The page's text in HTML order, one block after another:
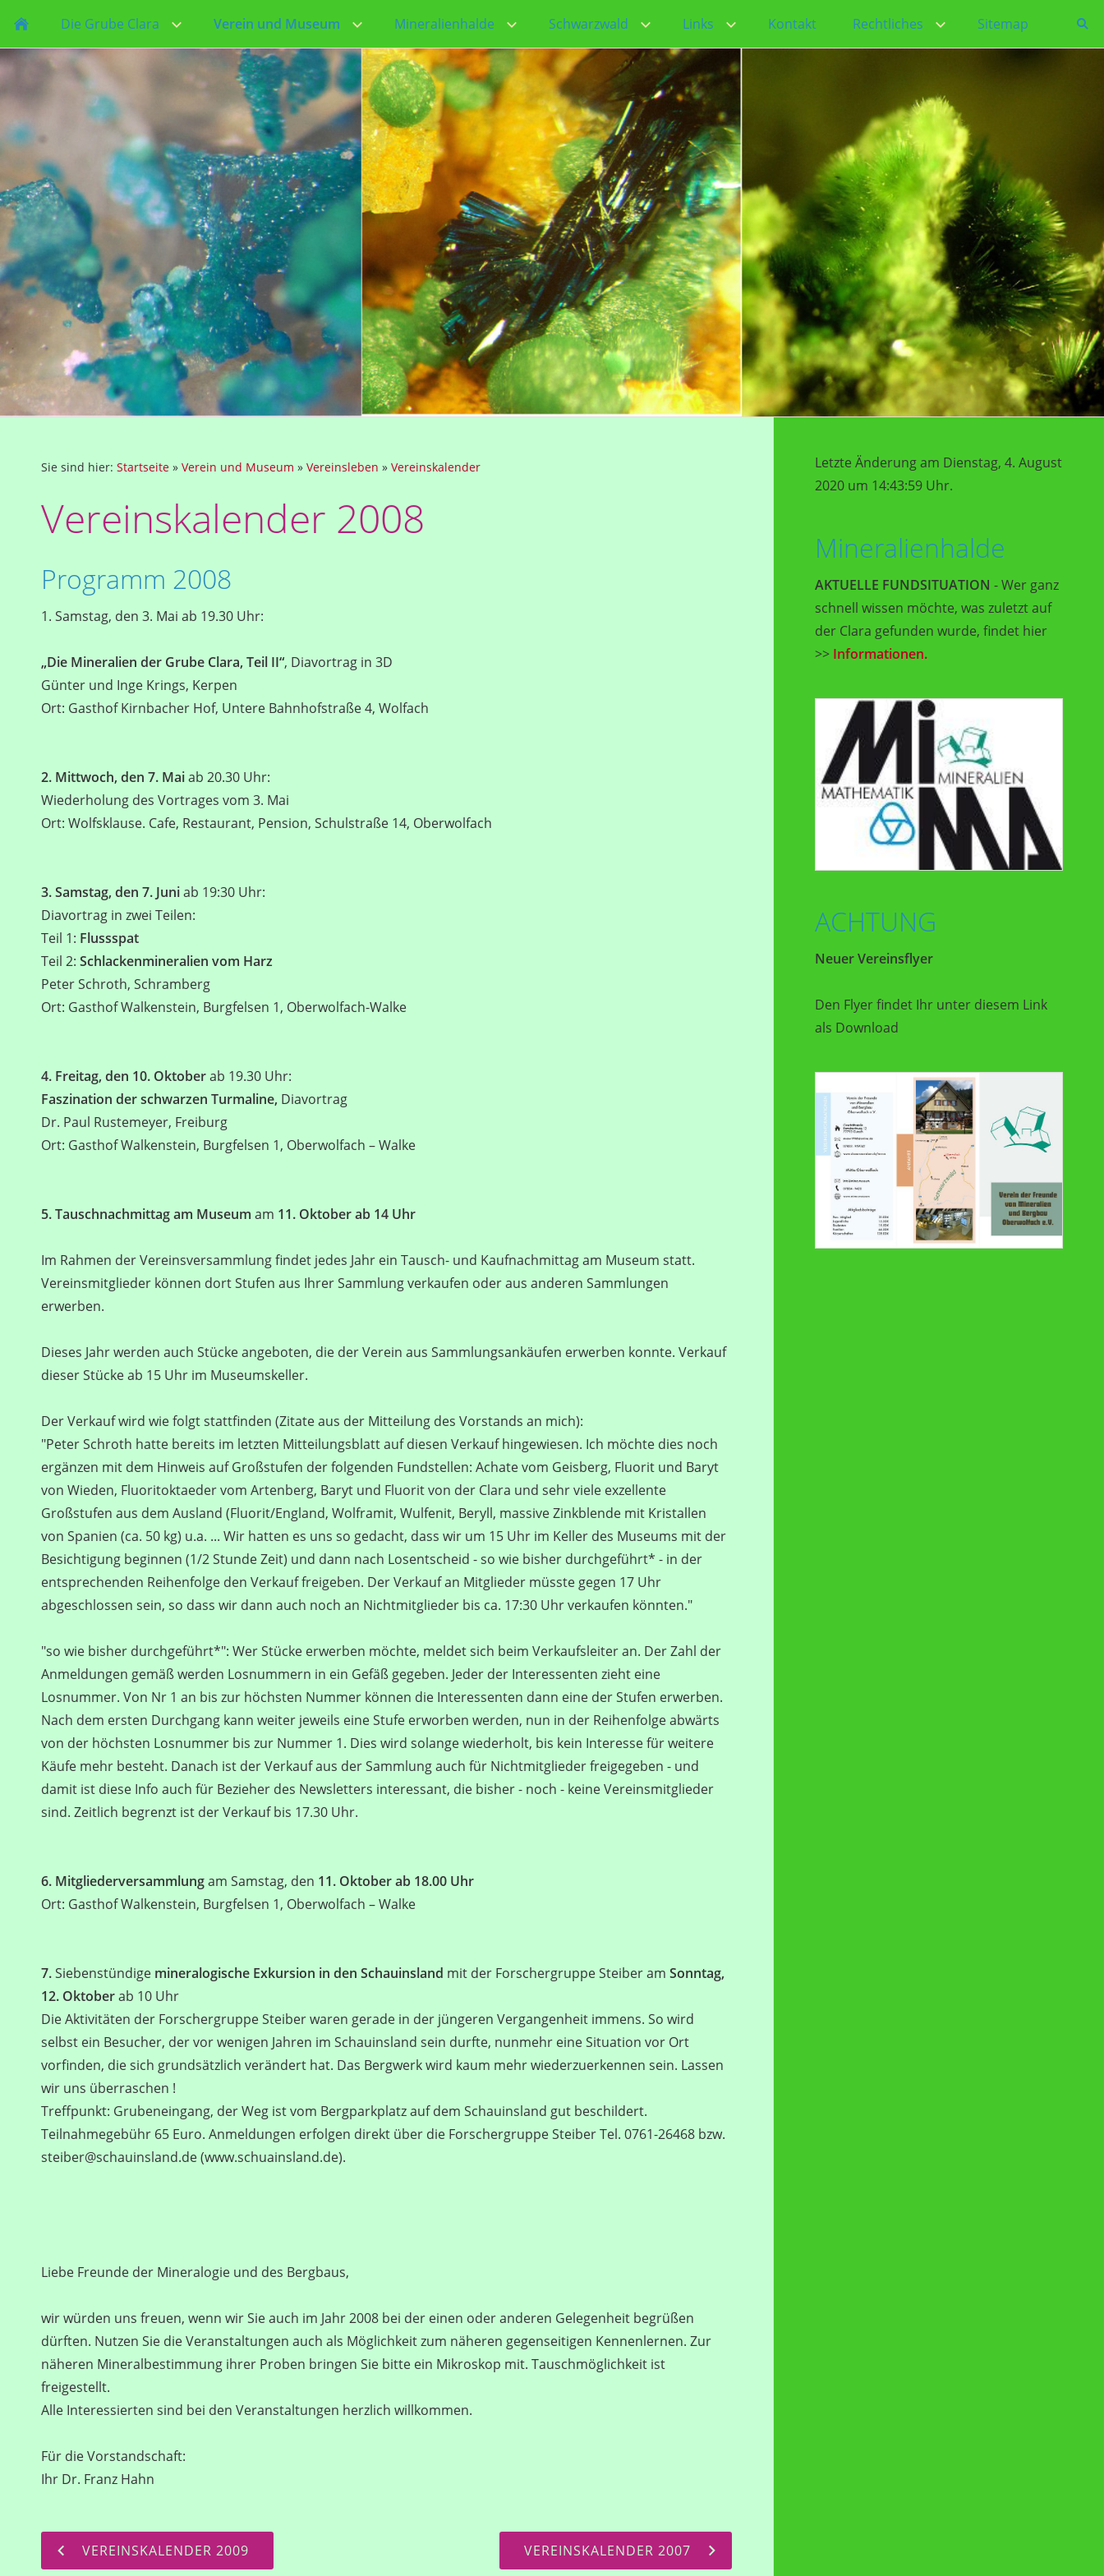
Die Grube Clara Verein und Museum Mineralienhalde Schwarzwald Links Kontakt Rechtliches Sitemap
Sie sind hier: Startseite » Verein und Museum » Vereinsleben » Vereinskalender
Vereinskalender 2008
Programm 2008
1. Samstag, den 3. Mai ab 19.30 Uhr:
„Die Mineralien der Grube Clara, Teil II“, Diavortrag in 3D
Günter und Inge Krings, Kerpen
Ort: Gasthof Kirnbacher Hof, Untere Bahnhofstraße 4, Wolfach
2. Mittwoch, den 7. Maiab 20.30 Uhr:
Wiederholung des Vortrages vom 3. Mai
Ort: Wolfsklause. Cafe, Restaurant, Pension, Schulstraße 14, Oberwolfach
3. Samstag, den 7. Juniab 19:30 Uhr:
Diavortrag in zwei Teilen:
Teil 1: Flussspat
Teil 2: Schlackenmineralien vom Harz
Peter Schroth, Schramberg
Ort: Gasthof Walkenstein, Burgfelsen 1, Oberwolfach-Walke
4. Freitag, den 10. Oktoberab 19.30 Uhr:
Faszination der schwarzen Turmaline, Diavortrag
Dr. Paul Rustemeyer, Freiburg
Ort: Gasthof Walkenstein, Burgfelsen 1, Oberwolfach – Walke
5. Tauschnachmittag am Museum am 11. Oktober ab 14 Uhr
Im Rahmen der Vereinsversammlung findet jedes Jahr ein Tausch- und Kaufnachmittag am Museum statt.
Vereinsmitglieder können dort Stufen aus Ihrer Sammlung verkaufen oder aus anderen Sammlungen
erwerben.
Dieses Jahr werden auch Stücke angeboten, die der Verein aus Sammlungsankäufen erwerben konnte. Verkauf
dieser Stücke ab 15 Uhr im Museumskeller.
Der Verkauf wird wie folgt stattfinden (Zitate aus der Mitteilung des Vorstands an mich):
"Peter Schroth hatte bereits im letzten Mitteilungsblatt auf diesen Verkauf hingewiesen. Ich möchte dies noch
ergänzen mit dem Hinweis auf Großstufen der folgenden Fundstellen: Achate vom Geisberg, Fluorit und Baryt
von Wieden, Fluoritoktaeder vom Artenberg, Baryt und Fluorit von der Clara und sehr viele exzellente
Großstufen aus dem Ausland (Fluorit/England, Wolframit, Wulfenit, Beryll, massive Zinkblende mit Kristallen
von Spanien (ca. 50 kg) u.a. ... Wir hatten es uns so gedacht, dass wir um 15 Uhr im Keller des Museums mit der
Besichtigung beginnen (1/2 Stunde Zeit) und dann nach Losentscheid - so wie bisher durchgeführt* - in der
entsprechenden Reihenfolge den Verkauf freigeben. Der Verkauf an Mitglieder müsste gegen 17 Uhr
abgeschlossen sein, so dass wir dann auch noch an Nichtmitglieder bis ca. 17:30 Uhr verkaufen könnten."
"so wie bisher durchgeführt*": Wer Stücke erwerben möchte, meldet sich beim Verkaufsleiter an. Der Zahl der
Anmeldungen gemäß werden Losnummern in ein Gefäß gegeben. Jeder der Interessenten zieht eine
Losnummer. Von Nr 1 an bis zur höchsten Nummer können die Interessenten dann eine der Stufen erwerben.
Nach dem ersten Durchgang kann weiter jeweils eine Stufe erworben werden, nun in der Reihenfolge abwärts
von der höchsten Losnummer bis zur Nummer 1. Dies wird solange wiederholt, bis kein Interesse für weitere
Käufe mehr besteht. Danach ist der Verkauf aus der Sammlung auch für Nichtmitglieder freigegeben - und
damit ist diese Info auch für Bezieher des Newsletters interessant, die bisher - noch - keine Vereinsmitglieder
sind. Zeitlich begrenzt ist der Verkauf bis 17.30 Uhr.
6. Mitgliederversammlungam Samstag, den 11. Oktober ab 18.00 Uhr
Ort: Gasthof Walkenstein, Burgfelsen 1, Oberwolfach – Walke
7.Siebenstündige mineralogische Exkursion in den Schauinsland mit der Forschergruppe Steiber am Sonntag,
12. Oktoberab 10 Uhr
Die Aktivitäten der Forschergruppe Steiber waren gerade in der jüngeren Vergangenheit immens. So wird
selbst ein Besucher, der vor wenigen Jahren im Schauinsland sein durfte, nunmehr eine Situation vor Ort
vorfinden, die sich grundsätzlich verändert hat. Das Bergwerk wird kaum mehr wiederzuerkennen sein. Lassen
wir uns überraschen !
Treffpunkt: Grubeneingang, der Weg ist vom Bergparkplatz auf dem Schauinsland gut beschildert.
Teilnahmegebühr 65 Euro. Anmeldungen erfolgen direkt über die Forschergruppe Steiber Tel. 0761-26468 bzw.
steiber@schauinsland.de (www.schuainsland.de).
Liebe Freunde der Mineralogie und des Bergbaus,
wir würden uns freuen, wenn wir Sie auch im Jahr 2008 bei der einen oder anderen Gelegenheit begrüßen
dürften. Nutzen Sie die Veranstaltungen auch als Möglichkeit zum näheren gegenseitigen Kennenlernen. Zur
näheren Mineralbestimmung ihrer Proben bringen Sie bitte ein Mikroskop mit. Tauschmöglichkeit ist
freigestellt.
Alle Interessierten sind bei den Veranstaltungen herzlich willkommen.
Für die Vorstandschaft:
Ihr Dr. Franz Hahn
VEREINSKALENDER 2009 VEREINSKALENDER 2007
Letzte Änderung am Dienstag, 4. August
2020 um 14:43:59 Uhr.
Mineralienhalde
AKTUELLE FUNDSITUATION - Wer ganz
schnell wissen möchte, was zuletzt auf
der Clara gefunden wurde, findet hier
>> Informationen.
ACHTUNG
Neuer Vereinsflyer
Den Flyer findet Ihr unter diesem Link
als Download